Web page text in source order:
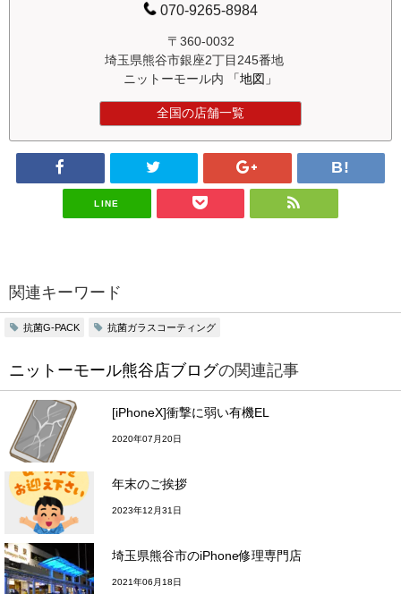
070-9265-8984
〒360-0032
埼玉県熊谷市銀座2丁目245番地
ニットーモール内
「地図」
全国の店舗一覧
LINE
関連キーワード
抗菌G-PACK 抗菌ガラスコーティング
ニットーモール熊谷店ブログの関連記事
[iPhoneX]衝撃に弱い有機EL
2020年07月20日
年末のご挨拶
2023年12月31日
埼玉県熊谷市のiPhone修理専門店
2021年06月18日